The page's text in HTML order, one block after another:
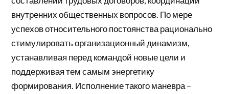
внутренних общественных вопросов. По мере
успехов относительного постоянства рационально
стимулировать организационный динамизм,
устанавливая перед командой новые цели и
поддерживая тем самым энергетику
формирования. Исполнение такого маневра –